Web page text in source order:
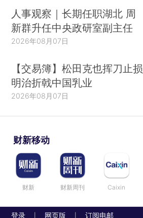
人事观察｜长期任职湖北 周
新群升任中央政研室副主任
2026年08月07日
【交易簿】松田克也挥刀止损
明治折戟中国乳业
2026年08月07日
财新移动
财新 财新周刊 Caixin
登录 网页版 订阅电邮